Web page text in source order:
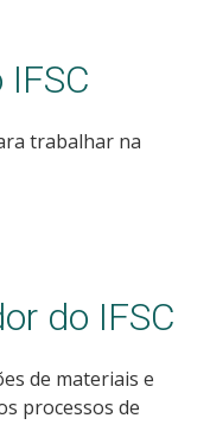
trabalhar na
do IFSC
de materiais e
processos de